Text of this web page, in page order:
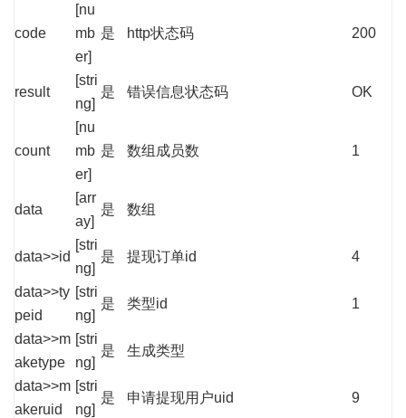
code
[nu
mb
er]
是 http状态码 200
result
[stri
ng]
是 错误信息状态码 OK
count
[nu
mb
er]
是 数组成员数 1
data
[arr
ay]
是 数组
data>>id
[stri
ng]
是 提现订单id 4
data>>ty
peid
[stri
ng]
是 类型id 1
data>>m
aketype
[stri
ng]
是 生成类型
data>>m
akeruid
[stri
ng]
是 申请提现用户uid 9